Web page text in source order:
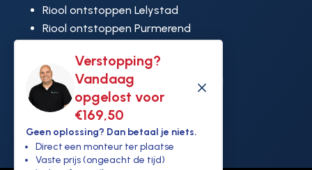
Verstopping?
Vandaag
opgelost voor
€169,50
M
Geen oplossing? Dan betaal je niets.
Direct een monteur ter plaatse
Vaste prijs (ongeacht de tijd)
Riool ontstoppen Lelystad
Riool ontstoppen Purmerend
Riool ontstoppen Rijswijk
Riool ontstoppen Hoek van Holland